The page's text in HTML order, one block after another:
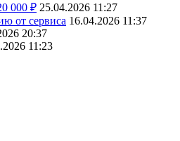
000 ₽ 25.04.2026 11:27
от сервиса 16.04.2026 11:37
20:37
11:23